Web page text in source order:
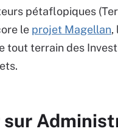
pétaflopiques
le projet Magellan,
tout terrain des